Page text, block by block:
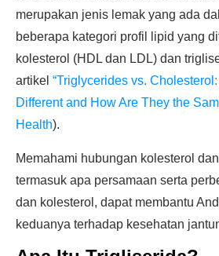
merupakan jenis lemak yang ada
beberapa kategori profil lipid yang
kolesterol (HDL dan LDL) dan
artikel “Triglycerides vs.
Different and How Are They the
Health).
Memahami hubungan kolesterol
termasuk apa persamaan serta
dan kolesterol, dapat membantu
keduanya terhadap kesehatan